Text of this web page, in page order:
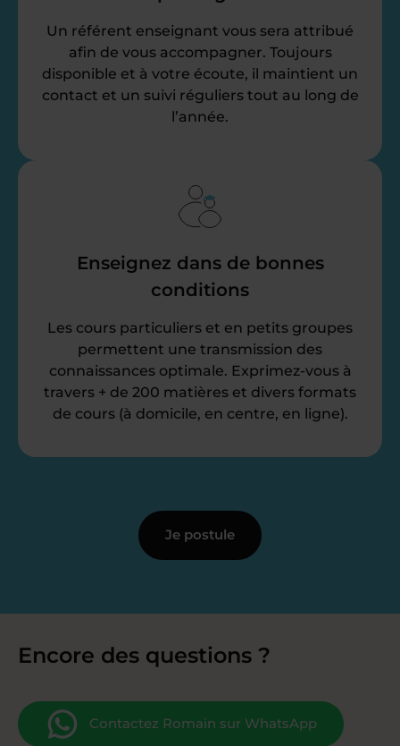
Un référent enseignant vous sera attribué
afin de vous accompagner. Toujours
disponible et à votre écoute, il maintient un
contact et un suivi réguliers tout au long de
l’année.
Enseignez dans de bonnes
conditions
Les cours particuliers et en petits groupes
permettent une transmission des
connaissances optimale. Exprimez-vous à
travers + de 200 matières et divers formats
de cours (à domicile, en centre, en ligne).
Je postule
Encore des questions ?
Contactez Romain sur WhatsApp